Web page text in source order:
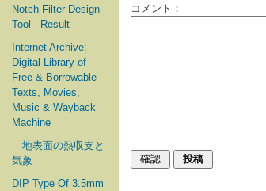
Notch Filter Design
Tool - Result -
Internet Archive:
Digital Library of
Free & Borrowable
Texts, Movies,
Music & Wayback
Machine
地表面の熱収支と
気象
DIP Type Of 3.5mm
コメント：